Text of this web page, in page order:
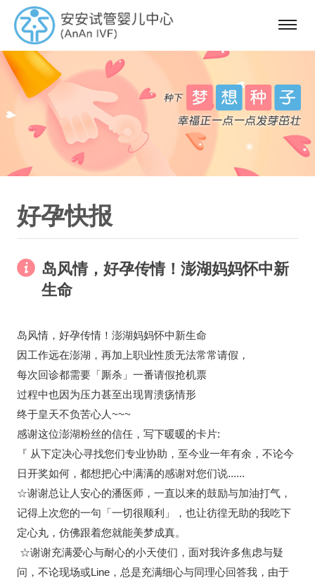
选
好孕快报
岛风情，好孕传情！澎湖妈妈怀中新
生命
岛风情，好孕传情！澎湖妈妈怀中新生命
因工作远在澎湖，再加上职业性质无法常常请假，
每次回诊都需要「厮杀」一番请假抢机票
过程中也因为压力甚至出现胃溃疡情形
终于皇天不负苦心人~~~
感谢这位澎湖粉丝的信任，写下暖暖的卡片:
『 从下定决心寻找您们专业协助，至今业一年有余，不论今
日开奖如何，都想把心中满满的感谢对您们说......
☆谢谢总让人安心的潘医师，一直以来的鼓励与加油打气，
记得上次您的一句「一切很顺利」，也让彷徨无助的我吃下
定心丸，仿佛跟着您就能美梦成真。
☆谢谢充满爱心与耐心的小天使们，面对我许多焦虑与疑
问，不论现场或Line，总是充满细心与同理心回答我，由于